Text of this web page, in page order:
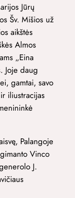
Jūrų
Šv. Mišios už
aikštės
Almos
„Eina
Joje daug
gamtai, savo
iliustracijas
Palangoje
Vinco
J.